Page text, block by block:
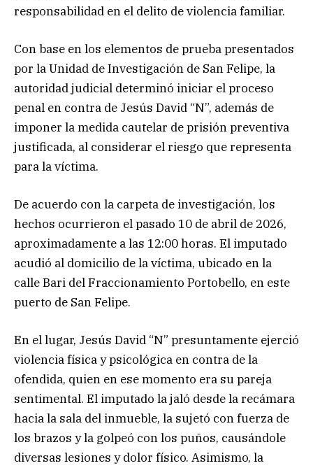
responsabilidad en el delito de violencia familiar.
Con base en los elementos de prueba presentados
por la Unidad de Investigación de San Felipe, la
autoridad judicial determinó iniciar el proceso
penal en contra de Jesús David “N”, además de
imponer la medida cautelar de prisión preventiva
justificada, al considerar el riesgo que representa
para la víctima.
De acuerdo con la carpeta de investigación, los
hechos ocurrieron el pasado 10 de abril de 2026,
aproximadamente a las 12:00 horas. El imputado
acudió al domicilio de la víctima, ubicado en la
calle Bari del Fraccionamiento Portobello, en este
puerto de San Felipe.
En el lugar, Jesús David “N” presuntamente ejerció
violencia física y psicológica en contra de la
ofendida, quien en ese momento era su pareja
sentimental. El imputado la jaló desde la recámara
hacia la sala del inmueble, la sujetó con fuerza de
los brazos y la golpeó con los puños, causándole
diversas lesiones y dolor físico. Asimismo, la